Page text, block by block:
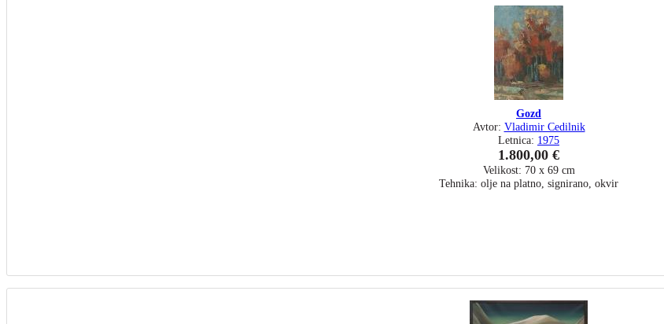
Gozd
Avtor: Vladimir Cedilnik
Letnica: 1975
1.800,00 €
Velikost: 70 x 69 cm
Tehnika: olje na platno, signirano, okvir